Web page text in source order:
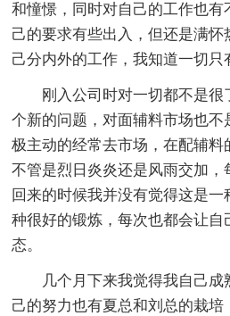
和憧憬，同时对自己的工作也有
己的要求有些出入，但还是满怀
己分内外的工作，我知道一切只
刚入公司时对一切都不是
个新的问题，对面辅料市场也不
极主动的经常去市场，在配辅料
不管是烈日炎炎还是风雨交加
回来的时候我并没有觉得这是
种很好的锻炼，每次也都会让自
态。
几个月下来我觉得我自己成
己的努力也有夏总和刘总的栽培